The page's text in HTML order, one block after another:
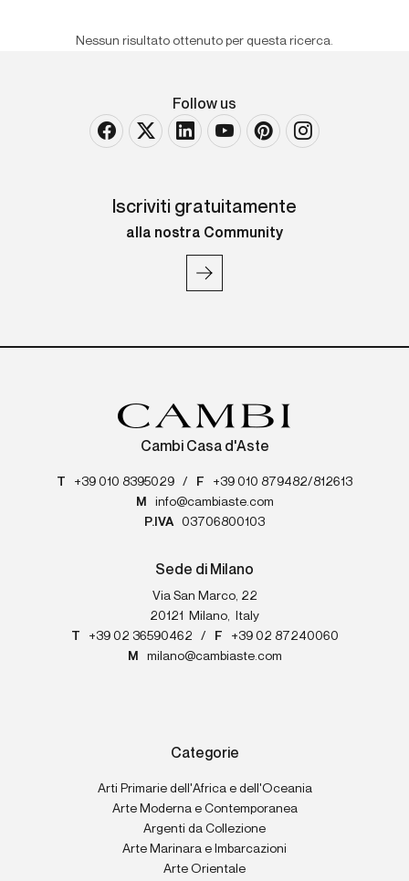
Nessun risultato ottenuto per questa ricerca.
Follow us
Iscriviti gratuitamente
alla nostra Community
Cambi Casa d'Aste
T +39 010 8395029 / F
+39 010 879482/812613
M
info@cambiaste.com
P.IVA
03706800103
Sede di Milano
Via San Marco, 22
20121
Milano
Italy
T
+39 02 36590462 / F
+39 02 87240060
M
milano@cambiaste.com
Categorie
Arti Primarie dell'Africa e dell'Oceania
Arte Moderna e Contemporanea
Argenti da Collezione
Arte Marinara e Imbarcazioni
Arte Orientale